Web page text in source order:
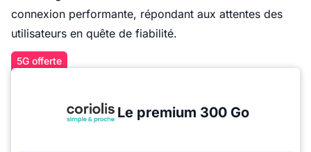
connexion performante, répondant aux attentes des
utilisateurs en quête de fiabilité.
5G offerte
Le premium 300 Go